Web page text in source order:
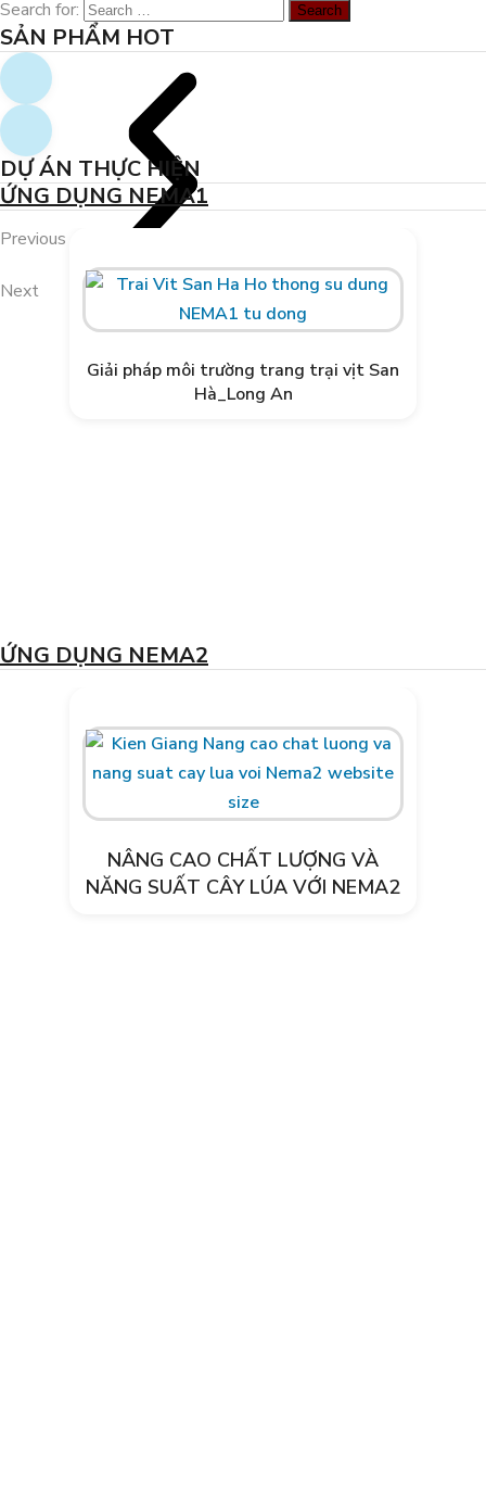
Search for:
SẢN PHẨM HOT
Previous
Next
DỰ ÁN THỰC HIỆN
ỨNG DỤNG NEMA1
Giải pháp môi trường trang trại vịt San
Hà_Long An
ỨNG DỤNG NEMA2
THUẦN HỮU CƠ CÙNG NEMA2
NÂNG CAO CHẤT LƯỢNG VÀ
NĂNG SUẤT CÂY LÚA VỚI NEMA2